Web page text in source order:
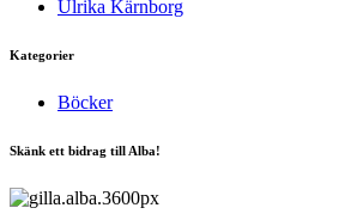
Ulrika Kärnborg
Kategorier
Böcker
Skänk ett bidrag till Alba!